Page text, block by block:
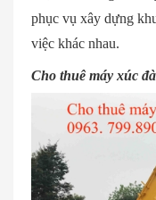
phục vụ xây dựng
việc khác nhau.
Cho thuê máy xúc